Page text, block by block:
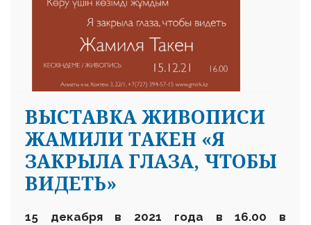
ВЫСТАВКА ЖИВОПИСИ
ЖАМИЛИ ТАКЕН «Я
ЗАКРЫЛА ГЛАЗА, ЧТОБЫ
ВИДЕТЬ»
15 декабря в 2021 года в 16.00 в